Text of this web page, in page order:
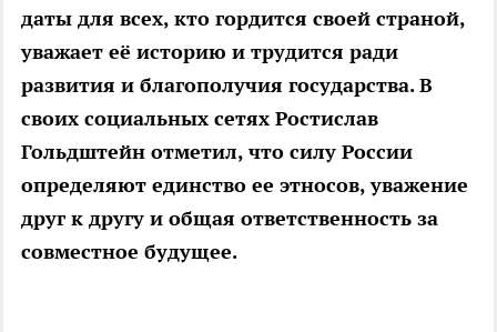
даты для всех, кто гордится своей страной,
уважает её историю и трудится ради
развития и благополучия государства. В
своих социальных сетях Ростислав
Гольдштейн отметил, что силу России
определяют единство ее этносов, уважение
друг к другу и общая ответственность за
совместное будущее.